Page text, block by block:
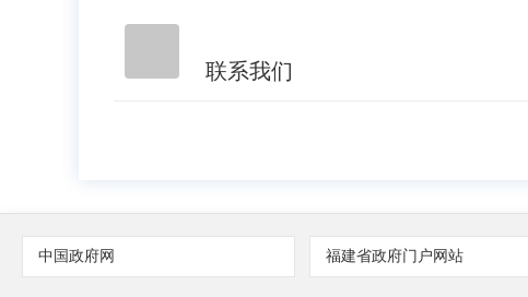
联系我们
中国政府网 福建省政府门户网站